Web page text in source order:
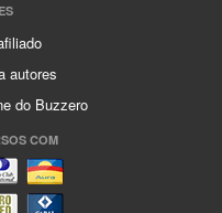
autores
do Buzzero
COM